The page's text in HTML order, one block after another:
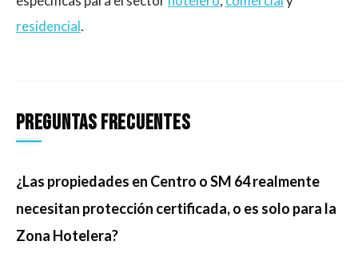
residencial.
Preguntas frecuentes
¿Las propiedades en Centro o SM 64 realmente
necesitan protección certificada, o es solo para la
Zona Hotelera?